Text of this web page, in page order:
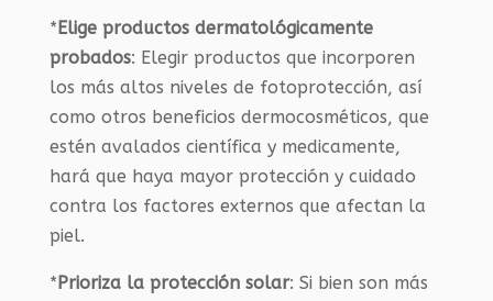
* Elige productos dermatológicamente
probados: Elegir productos que incorporen
los más altos niveles de fotoprotección, así
como otros beneficios dermocosméticos, que
estén avalados científica y medicamente,
hará que haya mayor protección y cuidado
contra los factores externos que afectan la
piel.
* Prioriza la protección solar: Si bien son más